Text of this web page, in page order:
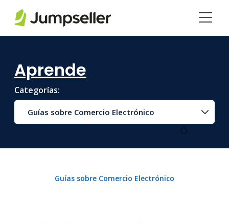
Aprende
Categorías:
Guías sobre Comercio Electrónico
Guías sobre Comercio Electrónico